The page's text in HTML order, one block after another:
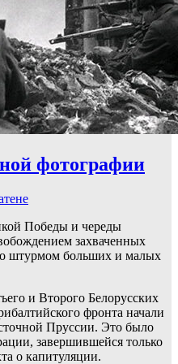
фотографии
Победы и череды
захваченных
штурмом больших и малых
и Второго Белорусских
фронта начали
Пруссии. Это было
завершившейся только
о капитуляции.